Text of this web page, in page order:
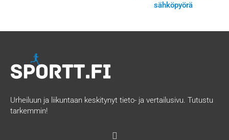
sähköpyörä
Urheiluun ja liikuntaan keskitynyt tieto- ja vertailusivu. Tutustu
tarkemmin!